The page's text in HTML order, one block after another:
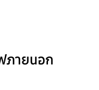
ภายนอก